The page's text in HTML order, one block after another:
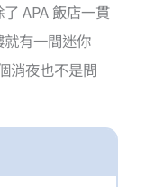
APA 飯店一貫
有一間迷你
消夜也不是問